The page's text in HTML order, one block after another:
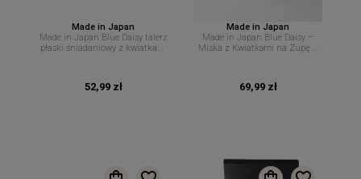
Made in Japan
Made in Japan Blue Daisy talerz
płaski śniadaniowy z kwiatkami
52,99 zł
Made in Japan
Made in Japan Blue Daisy –
Miska z Kwiatkami na Zupę –
69,99 zł